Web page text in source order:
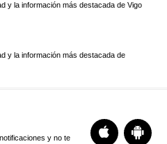
y la información más destacada de Vigo
y la información más destacada de
y no te